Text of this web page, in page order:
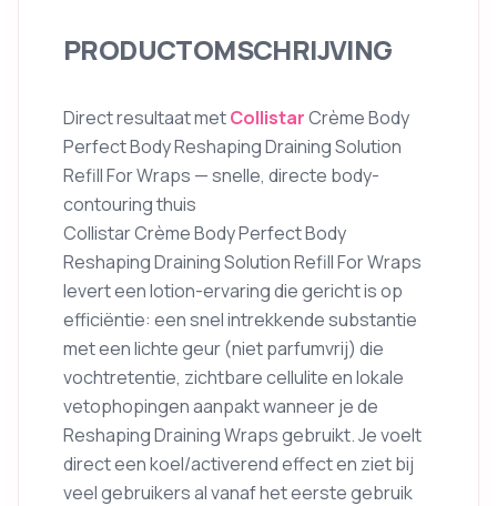
PRODUCTOMSCHRIJVING
Direct resultaat metCollistarCrème Body
Perfect Body Reshaping Draining Solution
Refill For Wraps — snelle, directe body-
contouring thuis
Collistar Crème Body Perfect Body
Reshaping Draining Solution Refill For Wraps
levert een lotion-ervaring die gericht is op
efficiëntie: een snel intrekkende substantie
met een lichte geur (niet parfumvrij) die
vochtretentie, zichtbare cellulite en lokale
vetophopingen aanpakt wanneer je de
Reshaping Draining Wraps gebruikt. Je voelt
direct een koel/activerend effect en ziet bij
veel gebruikers al vanaf het eerste gebruik